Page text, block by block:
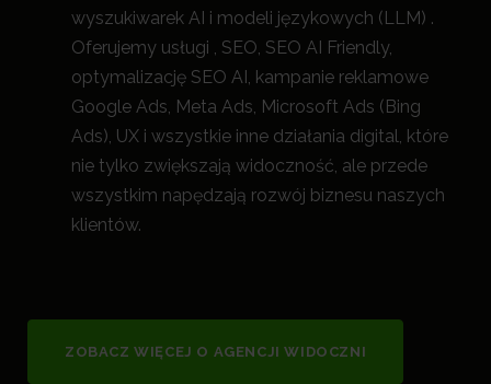
wyszukiwarek AI i modeli językowych (LLM) .
Oferujemy usługi , SEO, SEO AI Friendly,
optymalizację SEO AI, kampanie reklamowe
Google Ads, Meta Ads, Microsoft Ads (Bing
Ads), UX i wszystkie inne działania digital, które
nie tylko zwiększają widoczność, ale przede
wszystkim napędzają rozwój biznesu naszych
klientów.
ZOBACZ WIĘCEJ O AGENCJI WIDOCZNI